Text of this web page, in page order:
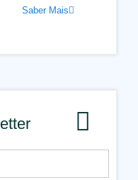
Saber Mais